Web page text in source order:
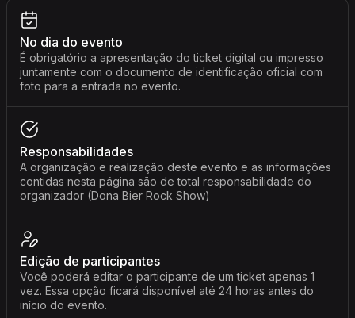
No dia do evento
É obrigatório a apresentação do ticket digital ou impresso
juntamente com o documento de identificação oficial com
foto para a entrada no evento.
Responsabilidades
A organização e realização deste evento e as informações
contidas nesta página são de total responsabilidade do
organizador (Dona Bier Rock Show)
Edição de participantes
Você poderá editar o participante de um ticket apenas 1
vez. Essa opção ficará disponível até 24 horas antes do
início do evento.